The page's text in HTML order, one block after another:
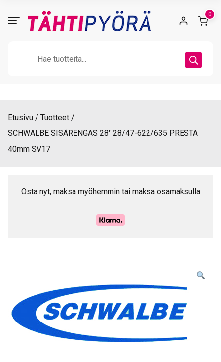
0
Etusivu
Tuotteet
SCHWALBE SISÄRENGAS 28″ 28/47-622/635 PRESTA
40mm SV17
Osta nyt, maksa myöhemmin tai maksa osamaksulla